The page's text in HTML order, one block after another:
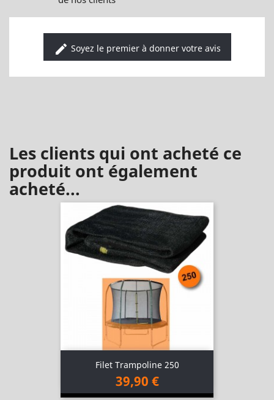
edit Soyez le premier à donner votre avis
Les clients qui ont acheté ce
produit ont également
acheté...
Filet Trampoline 250
39,90 €